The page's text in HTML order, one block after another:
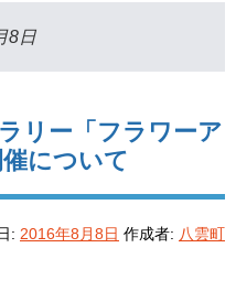
8日
リー「フラワーア
について
: 2016年8月8日 作成者: 八雲町